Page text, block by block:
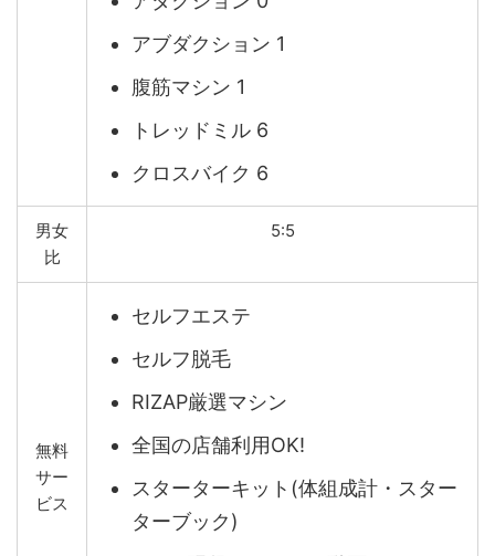
アブダクション 1
腹筋マシン 1
トレッドミル 6
クロスバイク 6
男女
比
5:5
無料
サー
ビス
セルフエステ
セルフ脱毛
RIZAP厳選マシン
全国の店舗利用OK!
スターターキット(体組成計・スター
ターブック)